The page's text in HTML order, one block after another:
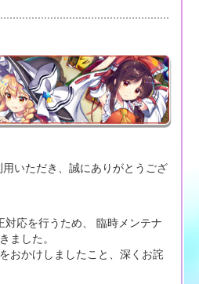
用いただき、誠にありがとうござ
応を行うため、 臨時メンテナ
ました。
おかけしましたこと、深くお詫